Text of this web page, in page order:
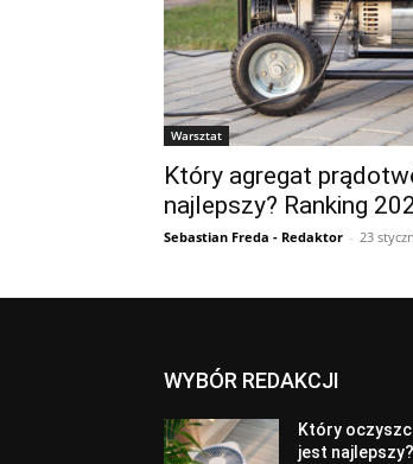
Warsztat
Który agregat
najlepszy? Ranking
Sebastian Freda - Redaktor - 23
WYBÓR REDAKCJI
Który
jest